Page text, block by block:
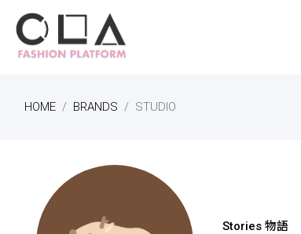
HOME BRANDS STUDIO
Stories 物語